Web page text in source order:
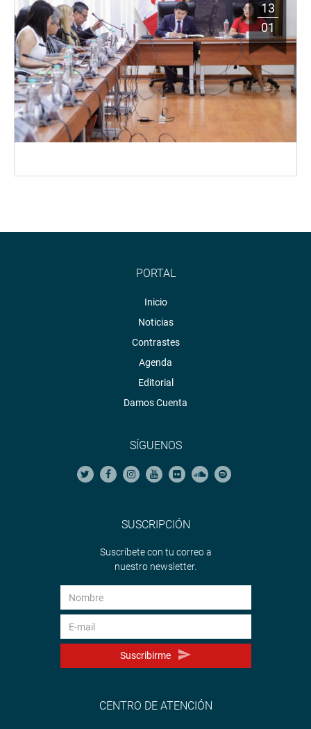
13
01
PORTAL
Inicio
Noticias
Contrastes
Agenda
Editorial
Damos Cuenta
SÍGUENOS
SUSCRIPCIÓN
Suscríbete con tu correo a
nuestro newsletter.
Suscribirme
CENTRO DE ATENCIÓN